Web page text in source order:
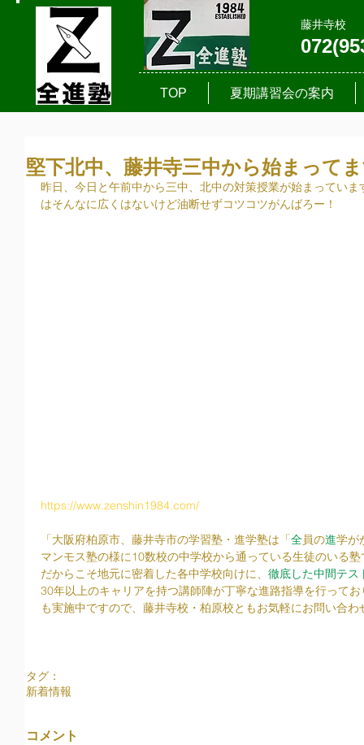
藤井寺校
TOP 夏期講習会の案内
堅下北中、藤井寺三中から始まって
昨日、今日と午前中から三中、北中の対策授業が始まってい
はそんなに広くはないけど油断せずコツコツがんばろー！
https://www.zenshin1984.com/
「大阪府柏原市、藤井寺市の学習塾・進学塾は「全員の進学が
マンモス塾の様に10数校の中学校から通っている生徒のいる
だからこそ地元に密着した各中学校向けに、 徹底した中間テス
30年以上のキャリアを持つ講師陣が丁寧な進路指導を行って
も実施中ですので、藤井寺校・柏原校ともお気軽にお問い合わ
タグ：
新着情報
コメント